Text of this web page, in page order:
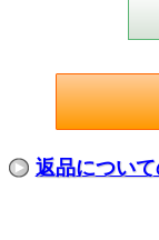
返品につい